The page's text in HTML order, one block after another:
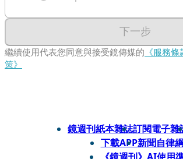
下一步
繼續使用代表您同意與接受鏡傳媒的 《服務條
策》
鏡週刊紙本雜誌訂閱電子雜
下載APP新聞自律